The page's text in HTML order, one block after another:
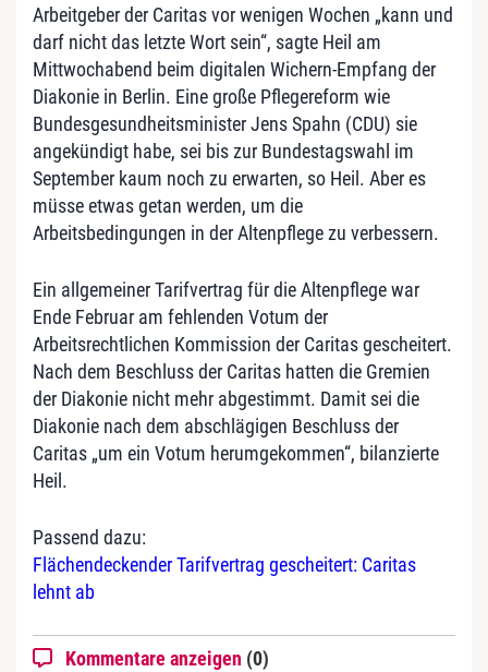
Arbeitgeber der Caritas vor wenigen Wochen „kann und
darf nicht das letzte Wort sein“, sagte Heil am
Mittwochabend beim digitalen Wichern-Empfang der
Diakonie in Berlin. Eine große Pflegereform wie
Bundesgesundheitsminister Jens Spahn (CDU) sie
angekündigt habe, sei bis zur Bundestagswahl im
September kaum noch zu erwarten, so Heil. Aber es
müsse etwas getan werden, um die
Arbeitsbedingungen in der Altenpflege zu verbessern.
Ein allgemeiner Tarifvertrag für die Altenpflege war
Ende Februar am fehlenden Votum der
Arbeitsrechtlichen Kommission der Caritas gescheitert.
Nach dem Beschluss der Caritas hatten die Gremien
der Diakonie nicht mehr abgestimmt. Damit sei die
Diakonie nach dem abschlägigen Beschluss der
Caritas „um ein Votum herumgekommen“, bilanzierte
Heil.
Passend dazu:
Flächendeckender Tarifvertrag gescheitert: Caritas
lehnt ab
Kommentare anzeigen (0)